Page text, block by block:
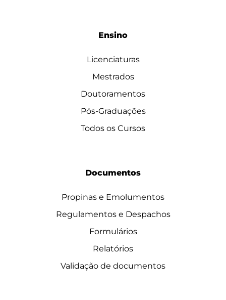
Ensino
Licenciaturas
Mestrados
Doutoramentos
Pós-Graduações
Todos os Cursos
Documentos
Propinas e Emolumentos
Regulamentos e Despachos
Formulários
Relatórios
Validação de documentos